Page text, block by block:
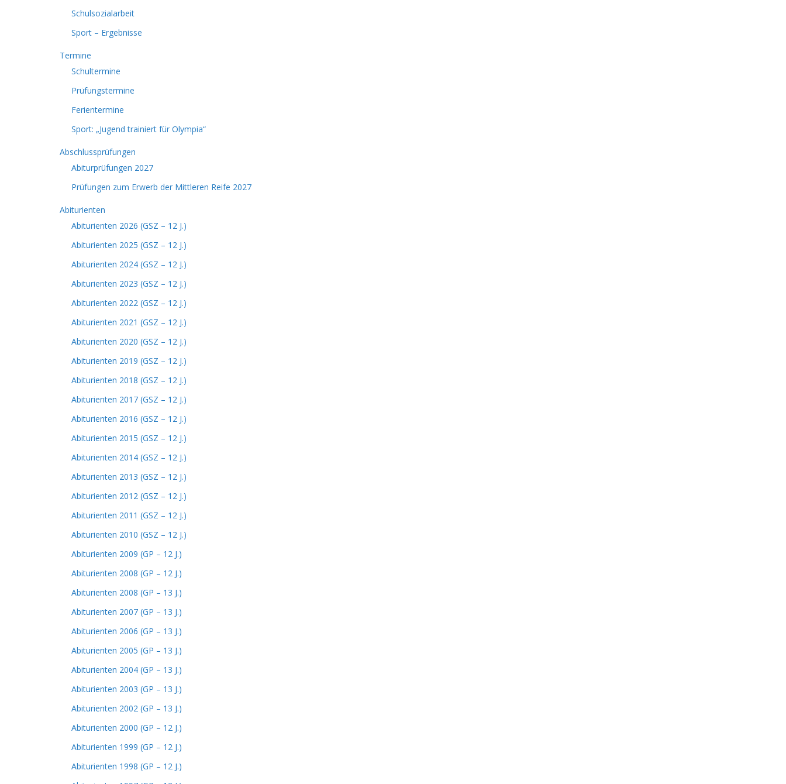
Schulsozialarbeit
Sport – Ergebnisse
Termine
Schultermine
Prüfungstermine
Ferientermine
Sport: „Jugend trainiert für Olympia“
Abschlussprüfungen
Abiturprüfungen 2027
Prüfungen zum Erwerb der Mittleren Reife 2027
Abiturienten
Abiturienten 2026 (GSZ – 12 J.)
Abiturienten 2025 (GSZ – 12 J.)
Abiturienten 2024 (GSZ – 12 J.)
Abiturienten 2023 (GSZ – 12 J.)
Abiturienten 2022 (GSZ – 12 J.)
Abiturienten 2021 (GSZ – 12 J.)
Abiturienten 2020 (GSZ – 12 J.)
Abiturienten 2019 (GSZ – 12 J.)
Abiturienten 2018 (GSZ – 12 J.)
Abiturienten 2017 (GSZ – 12 J.)
Abiturienten 2016 (GSZ – 12 J.)
Abiturienten 2015 (GSZ – 12 J.)
Abiturienten 2014 (GSZ – 12 J.)
Abiturienten 2013 (GSZ – 12 J.)
Abiturienten 2012 (GSZ – 12 J.)
Abiturienten 2011 (GSZ – 12 J.)
Abiturienten 2010 (GSZ – 12 J.)
Abiturienten 2009 (GP – 12 J.)
Abiturienten 2008 (GP – 12 J.)
Abiturienten 2008 (GP – 13 J.)
Abiturienten 2007 (GP – 13 J.)
Abiturienten 2006 (GP – 13 J.)
Abiturienten 2005 (GP – 13 J.)
Abiturienten 2004 (GP – 13 J.)
Abiturienten 2003 (GP – 13 J.)
Abiturienten 2002 (GP – 13 J.)
Abiturienten 2000 (GP – 12 J.)
Abiturienten 1999 (GP – 12 J.)
Abiturienten 1998 (GP – 12 J.)